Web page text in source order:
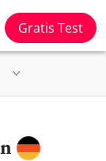
Gratis Test